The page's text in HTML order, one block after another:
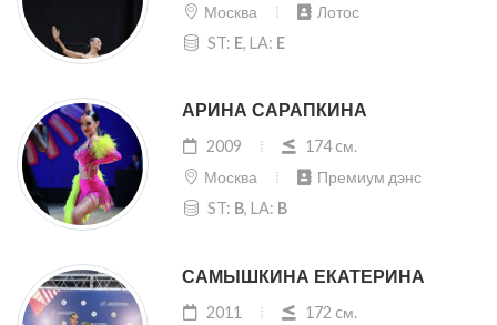
Москва
Лотос
ST: E, LA: E
АРИНА САРАПКИНА
2009
174 cм.
Москва
Премиум дэнс
ST: B, LA: B
САМЫШКИНА ЕКАТЕРИНА
2011
172 cм.